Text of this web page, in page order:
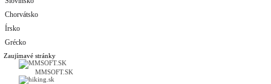
Chorvátsko
Írsko
Grécko
Zaujímavé stránky
MMSOFT.SK